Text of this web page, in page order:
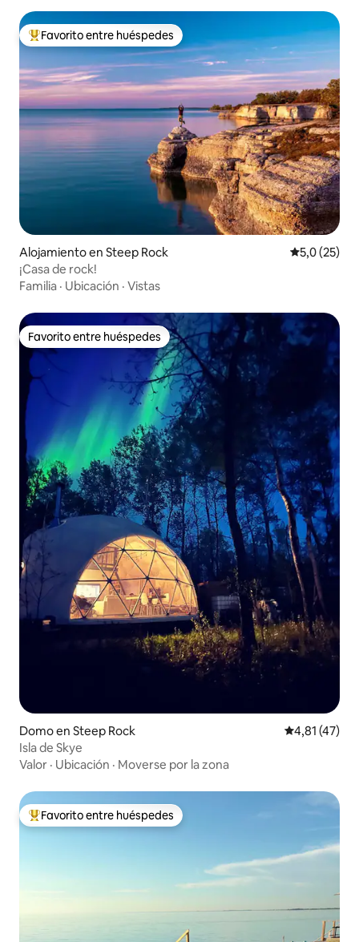
Favorito entre los huéspedes más destacados
Favorito entre huéspedes
Alojamiento en Steep Rock Calificación
5,0 (25)
¡Casa de rock!
Familia · Ubicación · Vistas
Favorito entre huéspedes
Favorito entre huéspedes
Domo en Steep Rock Calificación
4,81 (47)
Isla de Skye
Valor · Ubicación · Moverse por la zona
Favorito entre los huéspedes más destacados
Favorito entre huéspedes